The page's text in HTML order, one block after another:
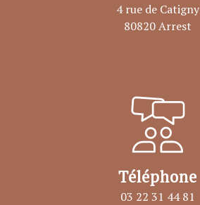
4 rue de Catigny
80820 Arrest
Téléphone
03 22 31 44 81